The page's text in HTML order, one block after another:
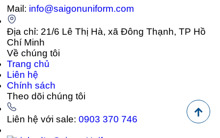
Mail: info@saigonuniform.com
Địa chỉ: 21/6 Lê Thị Hà, xã Đông Thạnh, TP Hồ
Chí Minh
Về chúng tôi
Trang chủ
Liên hệ
Chính sách
Theo dõi chúng tôi
Liên hệ với sale:0903 370 746